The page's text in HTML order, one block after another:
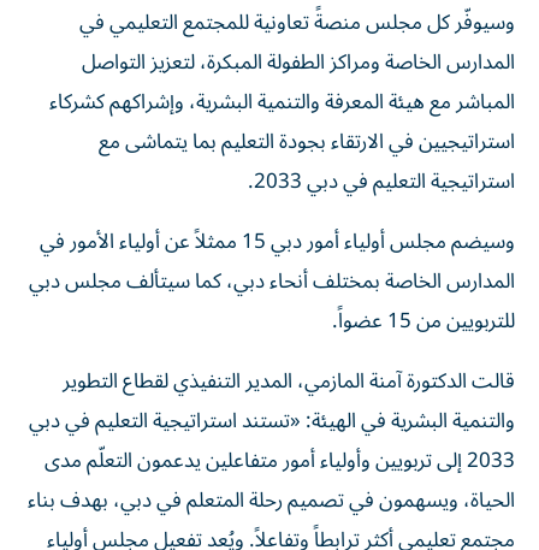
وسيوفّر كل مجلس منصةً تعاونية للمجتمع التعليمي في
المدارس الخاصة ومراكز الطفولة المبكرة، لتعزيز التواصل
المباشر مع هيئة المعرفة والتنمية البشرية، وإشراكهم كشركاء
استراتيجيين في الارتقاء بجودة التعليم بما يتماشى مع
استراتيجية التعليم في دبي 2033.
وسيضم مجلس أولياء أمور دبي 15 ممثلاً عن أولياء الأمور في
المدارس الخاصة بمختلف أنحاء دبي، كما سيتألف مجلس دبي
للتربويين من 15 عضواً.
قالت الدكتورة آمنة المازمي، المدير التنفيذي لقطاع التطوير
والتنمية البشرية في الهيئة: «تستند استراتيجية التعليم في دبي
2033 إلى تربويين وأولياء أمور متفاعلين يدعمون التعلّم مدى
الحياة، ويسهمون في تصميم رحلة المتعلم في دبي، بهدف بناء
مجتمع تعليمي أكثر ترابطاً وتفاعلاً. ويُعد تفعيل مجلس أولياء